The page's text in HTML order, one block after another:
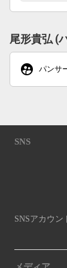
尾形貴弘 (
supervised_user_circle パンサ
SNS
SNSアカウン